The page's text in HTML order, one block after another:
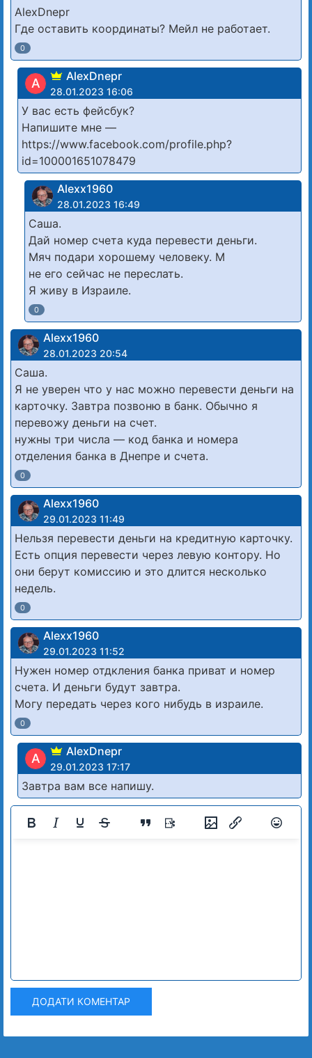
AlexDnepr
Где оставить координаты? Мейл не работает.
0
A AlexDnepr
28.01.2023 16:06
У вас есть фейсбук?
Напишите мне —
https://www.facebook.com/profile.php?
id=100001651078479
Alexx1960
28.01.2023 16:49
Саша.
Дай номер счета куда перевести деньги.
Мяч подари хорошему человеку. М
не его сейчас не переслать.
Я живу в Израиле.
0
Alexx1960
28.01.2023 20:54
Саша.
Я не уверен что у нас можно перевести деньги на
карточку. Завтра позвоню в банк. Обычно я
перевожу деньги на счет.
нужны три числа — код банка и номера
отделения банка в Днепре и счета.
0
Alexx1960
29.01.2023 11:49
Нельзя перевести деньги на кредитную карточку.
Есть опция перевести через левую контору. Но
они берут комиссию и это длится несколько
недель.
0
Alexx1960
29.01.2023 11:52
Нужен номер отдкления банка приват и номер
счета. И деньги будут завтра.
Могу передать через кого нибудь в израиле.
0
A AlexDnepr
29.01.2023 17:17
Завтра вам все напишу.
ДОДАТИ КОМЕНТАР